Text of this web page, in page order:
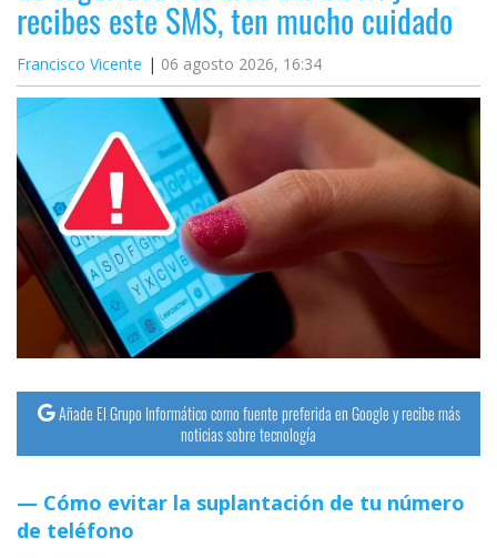
recibes este SMS, ten mucho cuidado
Francisco Vicente 06 agosto 2026, 16:34
Añade El Grupo Informático como fuente preferida en Google y recibe más
noticias sobre tecnología
Cómo evitar la suplantación de tu número
de teléfono